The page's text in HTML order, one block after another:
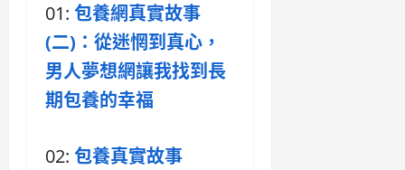
01: 包養網真實故事
(二)：從迷惘到真心，
男人夢想網讓我找到長
期包養的幸福
02: 包養真實故事